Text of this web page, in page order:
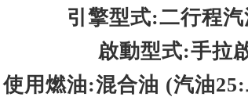
引擎型式:二行程
啟動型式:手拉
使用燃油:混合油 (汽油